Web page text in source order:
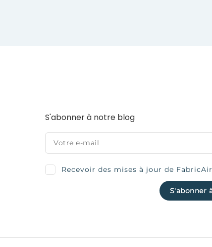
S'abonner à notre blog
Recevoir des mises à jour de FabricAir